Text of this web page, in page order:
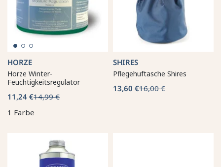
HORZE
Horze Winter-
Feuchtigkeitsregulator
11,24 €14,99 €
1 Farbe
SHIRES
Pflegehuftasche Shires
13,60 €16,00 €